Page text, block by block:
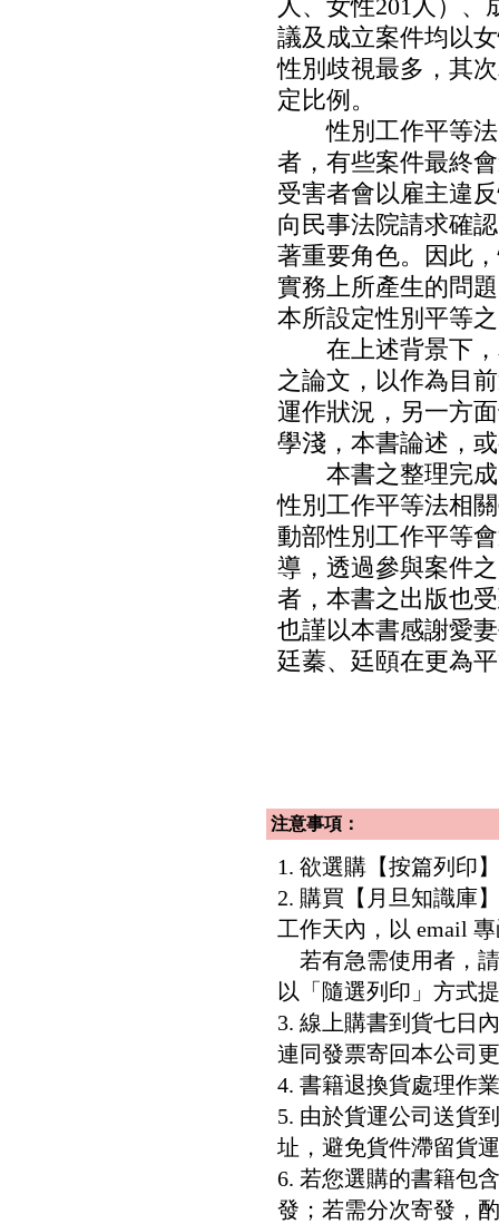
人、女性201人）、
議及成立案件均以
性別歧視最多，其
定比例。
性別工作平等法
者，有些案件最終
受害者會以雇主違
向民事法院請求確
著重要角色。因此
實務上所產生的問
本所設定性別平等
在上述背景下，
之論文，以作為目
運作狀況，另一方
學淺，本書論述，
本書之整理完成
性別工作平等法相
動部性別工作平等
導，透過參與案件
者，本書之出版也
也謹以本書感謝愛
廷蓁、廷頤在更為
注意事項：
1. 欲選購【按篇列印
2. 購買【月旦知識庫
工作天內，以 email
若有急需使用者，請
以「隨選列印」方式
3. 線上購書到貨七日
連同發票寄回本公司
4. 書籍退換貨處理作
5. 由於貨運公司送貨
址，避免貨件滯留貨
6. 若您選購的書籍包
發；若需分次寄發，